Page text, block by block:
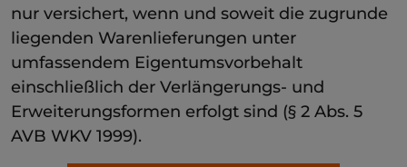
nur versichert, wenn und soweit die zugrunde
liegenden Warenlieferungen unter
umfassendem Eigentumsvorbehalt
einschließlich der Verlängerungs- und
Erweiterungsformen erfolgt sind (§ 2 Abs. 5
AVB WKV 1999).